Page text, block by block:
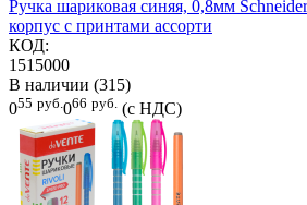
Ручка шариковая синяя, 0,8мм
корпус c принтами ассорти
КОД:
1515000
В наличии (315)
055 руб.066 руб. (с НДС)